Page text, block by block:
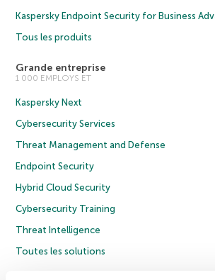
Kaspersky Endpoint Security for Business
Tous les produits
Grande entreprise
1 000 EMPLOYS ET
Kaspersky Next
Cybersecurity Services
Threat Management and Defense
Endpoint Security
Hybrid Cloud Security
Cybersecurity Training
Threat Intelligence
Toutes les solutions